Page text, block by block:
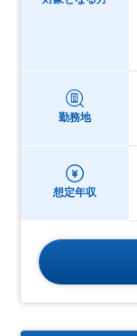
勤務地
想定年収